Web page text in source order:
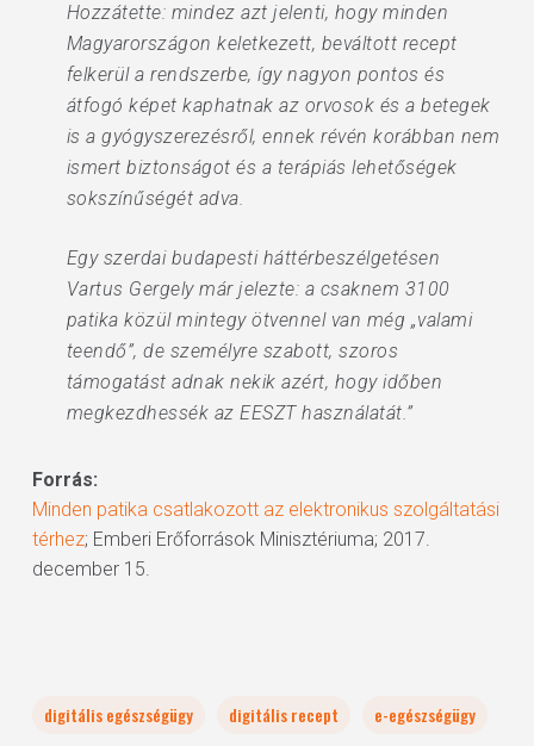
Hozzátette: mindez azt jelenti, hogy minden
Magyarországon keletkezett, beváltott recept
felkerül a rendszerbe, így nagyon pontos és
átfogó képet kaphatnak az orvosok és a betegek
is a gyógyszerezésről, ennek révén korábban nem
ismert biztonságot és a terápiás lehetőségek
sokszínűségét adva.
Egy szerdai budapesti háttérbeszélgetésen
Vartus Gergely már jelezte: a csaknem 3100
patika közül mintegy ötvennel van még „valami
teendő”, de személyre szabott, szoros
támogatást adnak nekik azért, hogy időben
megkezdhessék az EESZT használatát.”
Forrás:
Minden patika csatlakozott az elektronikus szolgáltatási
térhez; Emberi Erőforrások Minisztériuma; 2017.
december 15.
digitális egészségügy digitális recept
e-egészségügy